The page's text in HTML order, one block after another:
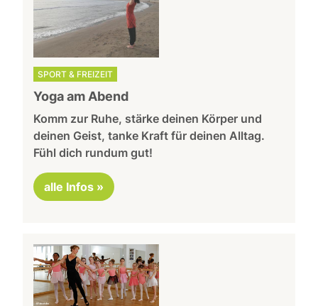
SPORT & FREIZEIT
Yoga am Abend
Komm zur Ruhe, stärke deinen Körper und
deinen Geist, tanke Kraft für deinen Alltag.
Fühl dich rundum gut!
alle Infos »